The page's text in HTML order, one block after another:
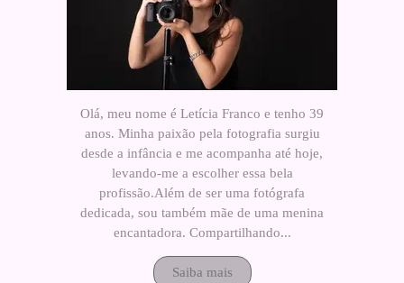
Olá, meu nome é Letícia Franco e tenho 39
anos. Minha paixão pela fotografia surgiu
desde a infância e me acompanha até hoje,
levando-me a escolher essa bela
profissão.Além de ser uma fotógrafa
dedicada, sou também mãe de uma menina
encantadora. Compartilhando...
Saiba mais